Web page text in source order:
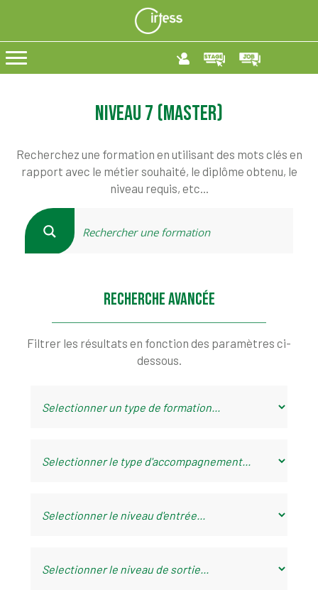
Niveau 7 (Master)
Recherchez une formation en utilisant des mots clés en
rapport avec le métier souhaité, le diplôme obtenu, le
niveau requis, etc...
RECHERCHE AVANCÉE
Filtrer les résultats en fonction des paramètres ci-
dessous.